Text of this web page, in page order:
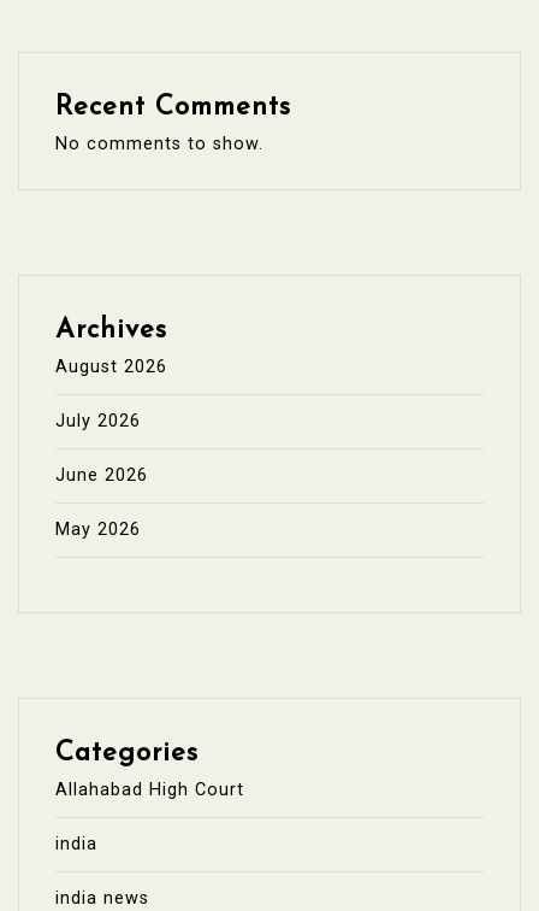
Recent Comments
No comments to show.
Archives
August 2026
July 2026
June 2026
May 2026
Categories
Allahabad High Court
india
india news